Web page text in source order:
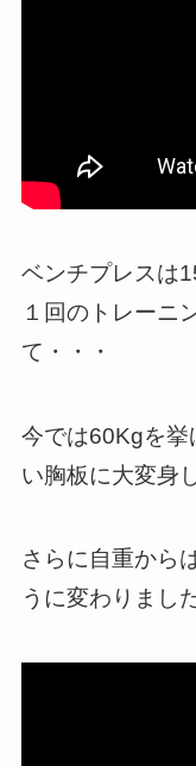
ベンチプレスは
１回のトレーニ
て・・・
今では60Kgを挙
い胸板に大変身
さらに自重から
うに変わりまし